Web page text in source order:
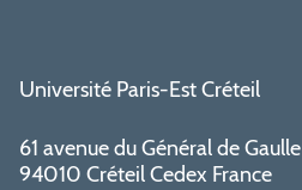
Université Paris-Est Créteil
61 avenue du Général de Gaulle
94010 Créteil Cedex France